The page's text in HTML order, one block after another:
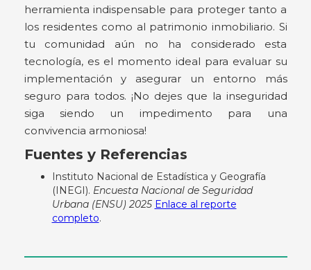
herramienta indispensable para proteger tanto a
los residentes como al patrimonio inmobiliario. Si
tu comunidad aún no ha considerado esta
tecnología, es el momento ideal para evaluar su
implementación y asegurar un entorno más
seguro para todos. ¡No dejes que la inseguridad
siga siendo un impedimento para una
convivencia armoniosa!
Fuentes y Referencias
Instituto Nacional de Estadística y Geografía
(INEGI). Encuesta Nacional de Seguridad
Urbana (ENSU) 2025 Enlace al reporte
completo.